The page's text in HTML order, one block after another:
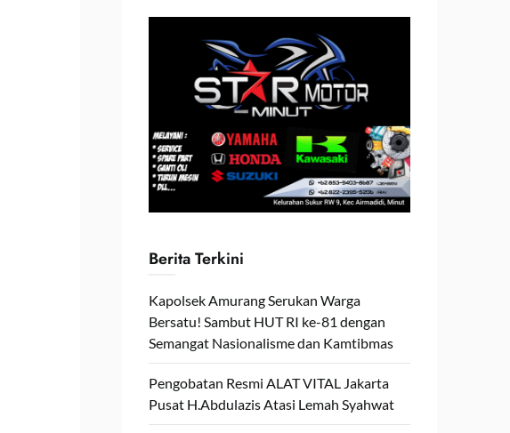
Berita Terkini
Kapolsek Amurang Serukan Warga
Bersatu! Sambut HUT RI ke-81 dengan
Semangat Nasionalisme dan Kamtibmas
Pengobatan Resmi ALAT VITAL Jakarta
Pusat H.Abdulazis Atasi Lemah Syahwat